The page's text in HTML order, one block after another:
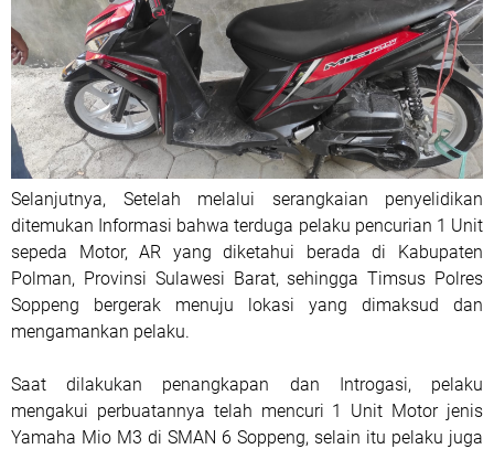
Selanjutnya, Setelah melalui serangkaian penyelidikan
ditemukan Informasi bahwa terduga pelaku pencurian 1 Unit
sepeda Motor, AR yang diketahui berada di Kabupaten
Polman, Provinsi Sulawesi Barat, sehingga Timsus Polres
Soppeng bergerak menuju lokasi yang dimaksud dan
mengamankan pelaku.
Saat dilakukan penangkapan dan Introgasi, pelaku
mengakui perbuatannya telah mencuri 1 Unit Motor jenis
Yamaha Mio M3 di SMAN 6 Soppeng, selain itu pelaku juga